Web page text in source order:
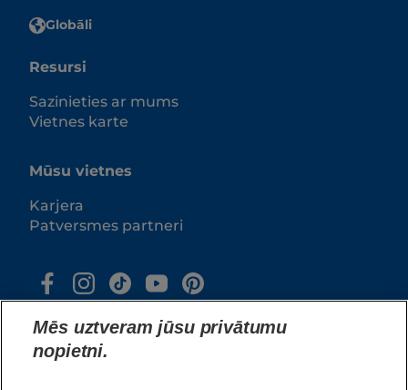
Globāli
Resursi
Sazinieties ar mums
Vietnes karte
Mūsu vietnes
Karjera
Patversmes partneri
Mēs uztveram jūsu privātumu
nopietni.